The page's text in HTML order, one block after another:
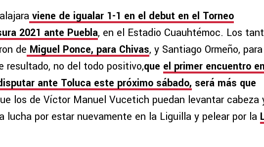
viene de igualar 1-1 en el debut en el Torneo
2021 ante Puebla, en el Estadio Cuauhtémoc. Los
de Miguel Ponce, para Chivas, y Santiago Ormeño,
resultado, no del todo positivo,que el primer encuentro
ante Toluca este próximo sábado, será más que
los de Víctor Manuel Vucetich puedan levantar cabeza
lucha por estar nuevamente en la Liguilla y pelear por la